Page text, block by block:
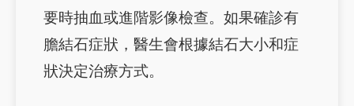
要時抽血或進階影像檢查。如果確診有
膽結石症狀，醫生會根據結石大小和症
狀決定治療方式。